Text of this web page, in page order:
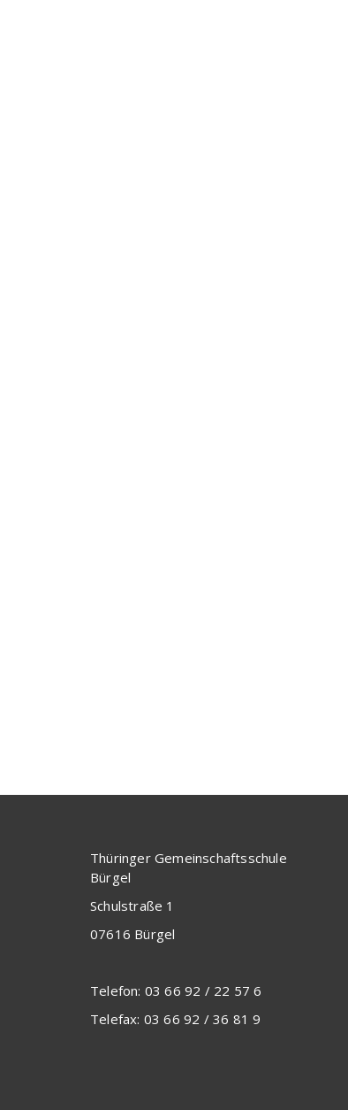
Thüringer Gemeinschaftsschule
Bürgel
Schulstraße 1
07616 Bürgel
Telefon: 03 66 92 / 22 57 6
Telefax: 03 66 92 / 36 81 9